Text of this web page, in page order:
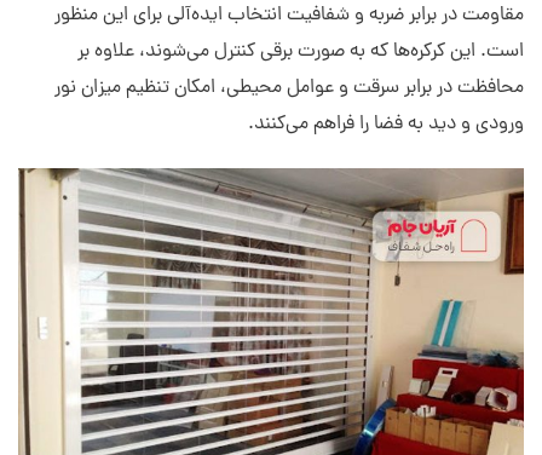
مقاومت در برابر ضربه و شفافیت انتخاب ایده‌آلی برای این منظور
است. این کرکره‌ها که به صورت برقی کنترل می‌شوند، علاوه بر
محافظت در برابر سرقت و عوامل محیطی، امکان تنظیم میزان نور
ورودی و دید به فضا را فراهم می‌کنند.